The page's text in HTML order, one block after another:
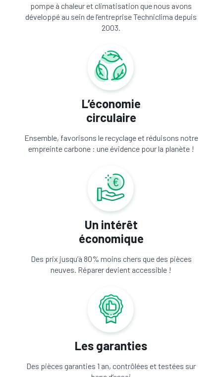
pompe à chaleur et climatisation que nous avons
développé au sein de l’entreprise Techniclima depuis
2003.
L’économie
circulaire
Ensemble, favorisons le recyclage et réduisons notre
empreinte carbone : une évidence pour la planète !
Un intérêt
économique
Des prix jusqu’à 80% moins chers que des pièces
neuves. Réparer devient accessible !
Les garanties
Des pièces garanties 1 an, contrôlées et testées sur